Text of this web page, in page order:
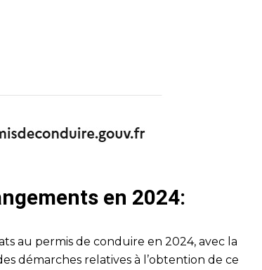
en 2024:
au permis de conduire en 2024, avec la
démarches relatives à l’obtention de ce